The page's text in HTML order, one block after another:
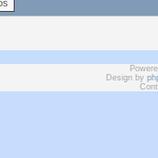
Design by